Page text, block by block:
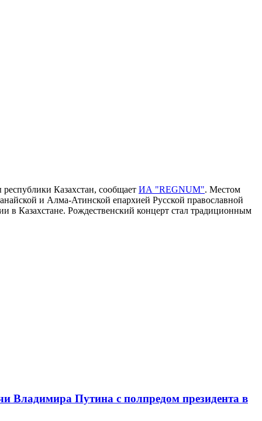
Казахстан, сообщает ИА "REGNUM". Местом
и Алма-Атинской епархией Русской православной
в Казахстане. Рождественский концерт стал традиционным
Владимира Путина с полпредом президента в